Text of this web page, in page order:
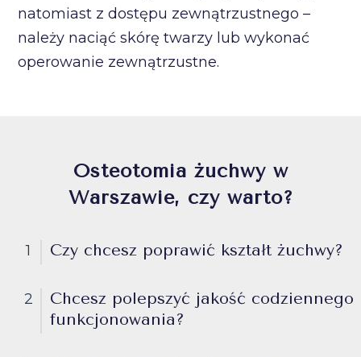
natomiast z dostępu zewnątrzustnego –
należy naciąć skórę twarzy lub wykonać
operowanie zewnątrzustne.
Osteotomia żuchwy w
Warszawie, czy warto?
1 Czy chcesz poprawić kształt żuchwy?
2
Chcesz polepszyć jakość codziennego
funkcjonowania?